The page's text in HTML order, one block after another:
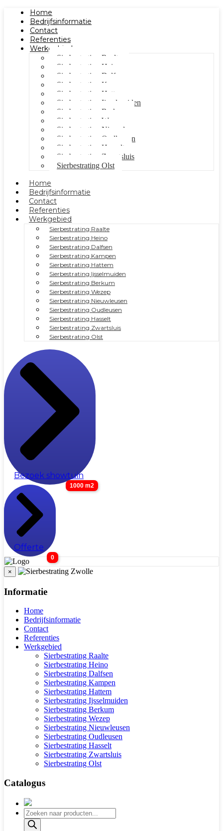
Home
Bedrijfsinformatie
Contact
Referenties
Werkgebied
Sierbestrating Raalte
Sierbestrating Heino
Sierbestrating Dalfsen
Sierbestrating Kampen
Sierbestrating Hattem
Sierbestrating Ijsselmuiden
Sierbestrating Berkum
Sierbestrating Wezep
Sierbestrating Nieuwleusen
Sierbestrating Oudleusen
Sierbestrating Hasselt
Sierbestrating Zwartsluis
Sierbestrating Olst
Home
Bedrijfsinformatie
Contact
Referenties
Werkgebied
Sierbestrating Raalte
Sierbestrating Heino
Sierbestrating Dalfsen
Sierbestrating Kampen
Sierbestrating Hattem
Sierbestrating Ijsselmuiden
Sierbestrating Berkum
Sierbestrating Wezep
Sierbestrating Nieuwleusen
Sierbestrating Oudleusen
Sierbestrating Hasselt
Sierbestrating Zwartsluis
Sierbestrating Olst
Bezoek showtuin
1000 m2
Offerte
0
×
Informatie
Home
Bedrijfsinformatie
Contact
Referenties
Werkgebied
Sierbestrating Raalte
Sierbestrating Heino
Sierbestrating Dalfsen
Sierbestrating Kampen
Sierbestrating Hattem
Sierbestrating Ijsselmuiden
Sierbestrating Berkum
Sierbestrating Wezep
Sierbestrating Nieuwleusen
Sierbestrating Oudleusen
Sierbestrating Hasselt
Sierbestrating Zwartsluis
Sierbestrating Olst
Catalogus
Producten
zoeken